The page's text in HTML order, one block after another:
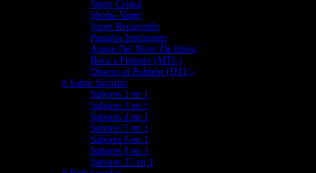
Vaper Cristal
Shisha Vaper
Vaper Recargable
Pantalla Inteligente
Ajuste Del Nivel De Hielo
Boca a Pulmón (MTL)
Directo al Pulmón (DTL)
# Sabor favorito
Sabores 2 en 1
Sabores 3 en 1
Sabores 4 en 1
Sabores 5 en 1
Sabores 6 en 1
Sabores 8 en 1
Sabores 15 en 1